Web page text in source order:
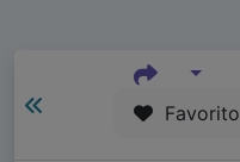
Favorito